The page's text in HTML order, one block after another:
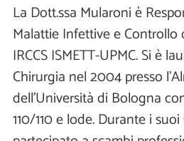
La Dott.ssa Mularoni è
Malattie Infettive e Controllo
IRCCS ISMETT-UPMC. Si è
Chirurgia nel 2004 presso
dell'Università di Bologna
110/110 e lode. Durante i